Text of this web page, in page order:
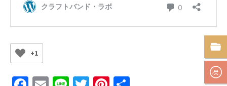
+1